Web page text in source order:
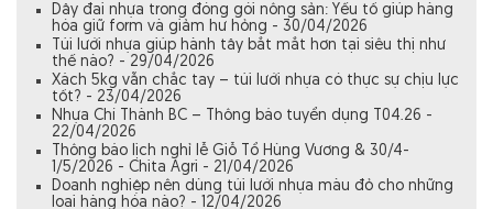
Dây đai nhựa trong đóng gói nông sản: Yếu tố giúp hàng
hóa giữ form và giảm hư hỏng - 30/04/2026
Túi lưới nhựa giúp hành tây bắt mắt hơn tại siêu thị như
thế nào? - 29/04/2026
Xách 5kg vẫn chắc tay – túi lưới nhựa có thực sự chịu lực
tốt? - 23/04/2026
Nhựa Chí Thành BC – Thông báo tuyển dụng T04.26 -
22/04/2026
Thông báo lịch nghỉ lễ Giỗ Tổ Hùng Vương & 30/4-
1/5/2026 - Chita Agri - 21/04/2026
Doanh nghiệp nên dùng túi lưới nhựa màu đỏ cho những
loại hàng hóa nào? - 12/04/2026